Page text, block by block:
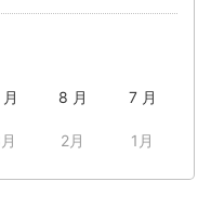
8 月 7 月
2月 1月